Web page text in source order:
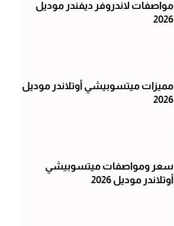
مواصفات لاندروفر ديفندر موديل
2026
مميزات ميتسوبيشي أوتلاندر موديل
2026
سعر ومواصفات ميتسوبيشي
أوتلاندر موديل 2026